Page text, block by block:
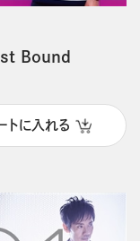
Bound
トに入れる